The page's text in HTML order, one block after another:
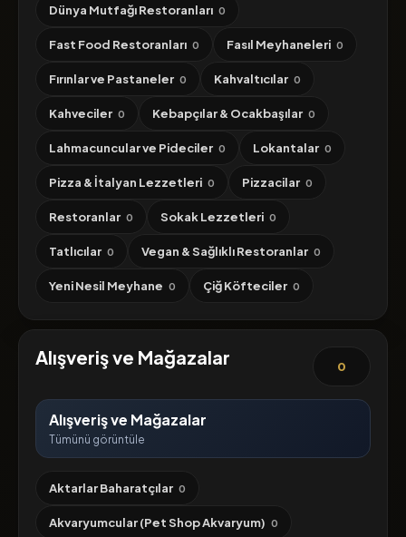
Dünya Mutfağı Restoranları 0
Fast Food Restoranları 0 Fasıl Meyhaneleri 0
Fırınlar ve Pastaneler 0 Kahvaltıcılar 0
Kahveciler 0 Kebapçılar & Ocakbaşılar 0
Lahmacuncular ve Pideciler 0 Lokantalar 0
Pizza & İtalyan Lezzetleri 0 Pizzacilar 0
Restoranlar 0 Sokak Lezzetleri 0
Tatlıcılar 0 Vegan & Sağlıklı Restoranlar 0
Yeni Nesil Meyhane 0 Çiğ Köfteciler 0
Alışveriş ve Mağazalar 0
Alışveriş ve Mağazalar
Tümünü görüntüle
Aktarlar Baharatçılar 0
Akvaryumcular (Pet Shop Akvaryum) 0